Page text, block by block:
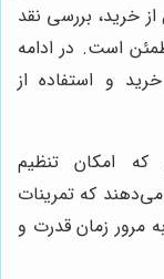
خرید، بررسی نقد
است. در ادامه
و استفاده از
که امکان تنظیم
می‌دهند که تمرینات
مرور زمان قدرت و